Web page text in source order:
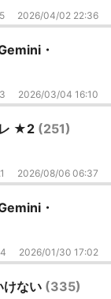
2026/04/02 22:36
・
2026/03/04 16:10
レ ★2 (251)
2026/08/06 06:37
・
4 2026/01/30 17:02
けない (335)